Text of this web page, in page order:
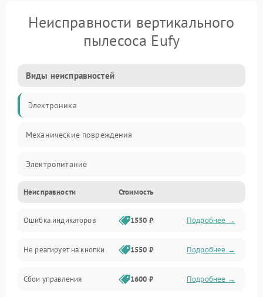
Неисправности вертикального
пылесоса Eufy
Виды неисправностей
Электроника
Механические повреждения
Электропитание
Механика
Аккумулятор
Работа системы
Всасывание
Неисправности Стоимость
Ошибка индикаторов 1550 ₽ Подробнее →
Не реагирует на кнопки 1550 ₽ Подробнее →
Сбои управления 1600 ₽ Подробнее →